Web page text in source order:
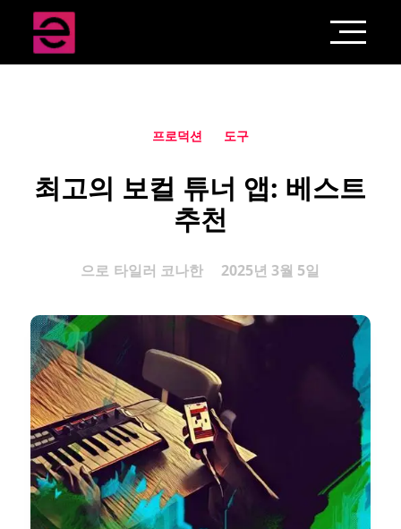
프로덕션 도구
최고의 보컬 튜너 앱: 베스트
추천
으로 타일러 코나한 2025년 3월 5일